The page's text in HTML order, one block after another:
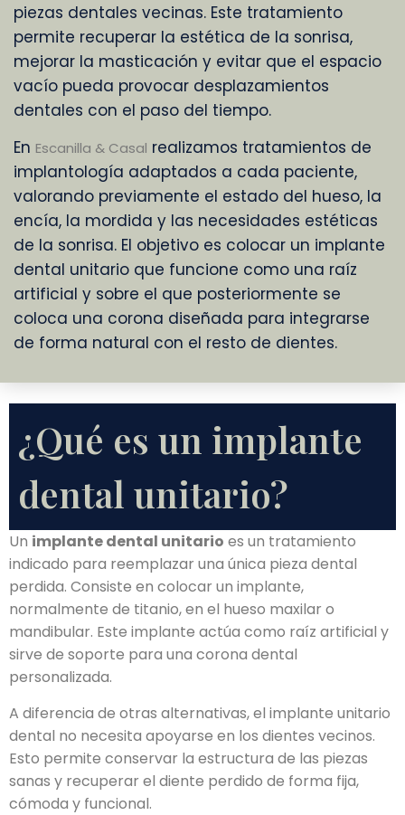
piezas dentales vecinas. Este tratamiento
permite recuperar la estética de la sonrisa,
mejorar la masticación y evitar que el espacio
vacío pueda provocar desplazamientos
dentales con el paso del tiempo.
En Escanilla & Casal realizamos tratamientos de
implantología adaptados a cada paciente,
valorando previamente el estado del hueso, la
encía, la mordida y las necesidades estéticas
de la sonrisa. El objetivo es colocar un implante
dental unitario que funcione como una raíz
artificial y sobre el que posteriormente se
coloca una corona diseñada para integrarse
de forma natural con el resto de dientes.
¿Qué es un implante
dental unitario?
Un implante dental unitario es un tratamiento
indicado para reemplazar una única pieza dental
perdida. Consiste en colocar un implante,
normalmente de titanio, en el hueso maxilar o
mandibular. Este implante actúa como raíz artificial y
sirve de soporte para una corona dental
personalizada.
A diferencia de otras alternativas, el implante unitario
dental no necesita apoyarse en los dientes vecinos.
Esto permite conservar la estructura de las piezas
sanas y recuperar el diente perdido de forma fija,
cómoda y funcional.